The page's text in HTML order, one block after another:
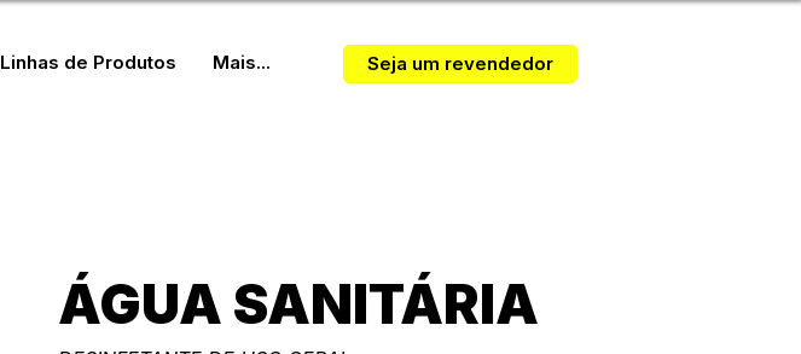
Linhas de Produtos Mais... Seja um revendedor
ÁGUA SANITÁRIA